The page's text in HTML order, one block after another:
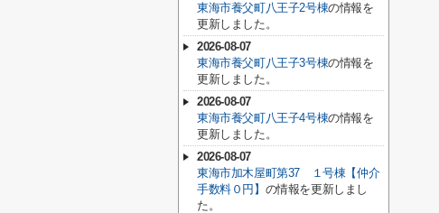
東海市養父町八王子2号棟の情報を
更新しました。
2026-08-07
東海市養父町八王子3号棟の情報を
更新しました。
2026-08-07
東海市養父町八王子4号棟の情報を
更新しました。
2026-08-07
東海市加木屋町第37 １号棟【仲介
手数料０円】 の情報を更新しまし
た。